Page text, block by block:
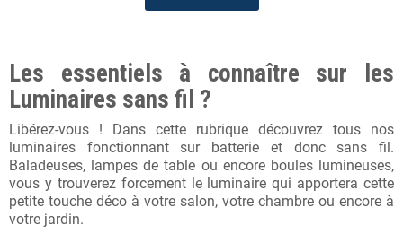
Les essentiels à connaître sur les
Luminaires sans fil ?
Libérez-vous ! Dans cette rubrique découvrez tous nos
luminaires fonctionnant sur batterie et donc sans fil.
Baladeuses, lampes de table ou encore boules lumineuses,
vous y trouverez forcement le luminaire qui apportera cette
petite touche déco à votre salon, votre chambre ou encore à
votre jardin.